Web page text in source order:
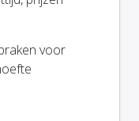
voor